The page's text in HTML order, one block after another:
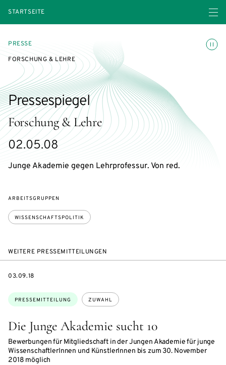
STARTSEITE Menü
PRESSE
FORSCHUNG & LEHRE
Forschung & Lehre
Pressespiegel
02.05.08
Junge Akademie gegen Lehrprofessur. Von red.
ARBEITSGRUPPEN
WISSENSCHAFTSPOLITIK
WEITERE PRESSEMITTEILUNGEN
Die Junge Akademie sucht 10
Bewerbungen für Mitgliedschaft in der Jungen Akademie für junge
WissenschaftlerInnen und KünstlerInnen bis zum 30. November
2018 möglich
Themen:
PRESSEMITTEILUNG ZUWAHL
DATE
03.09.18